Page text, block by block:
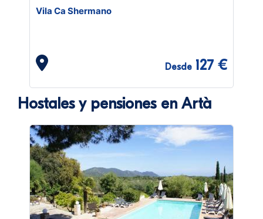
Vila Ca Shermano
Desde 127 €
Hostales y pensiones en Artà